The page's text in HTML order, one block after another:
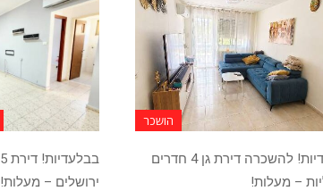
הושכר
בבלעדיות! להשכרה דירת גן 4 חדרים
– מעלות!
ירושלים – מעלות!